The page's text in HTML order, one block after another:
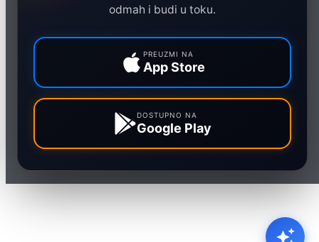
odmah i budi u toku.
PREUZMI NA
App Store
DOSTUPNO NA
Google Play
Marketing